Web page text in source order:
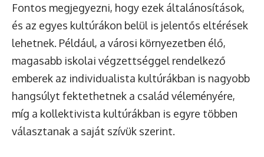
Fontos megjegyezni, hogy ezek általánosítások,
és az egyes kultúrákon belül is jelentős eltérések
lehetnek. Például, a városi környezetben élő,
magasabb iskolai végzettséggel rendelkező
emberek az individualista kultúrákban is nagyobb
hangsúlyt fektethetnek a család véleményére,
míg a kollektivista kultúrákban is egyre többen
választanak a saját szívük szerint.